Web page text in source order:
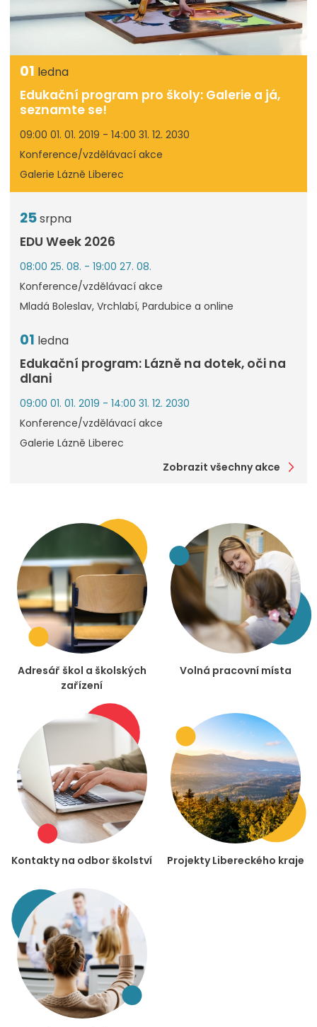
01 ledna
Edukační program pro školy: Galerie a já,
seznamte se!
09:00 01. 01. 2019 - 14:00 31. 12. 2030
Konference/vzdělávací akce
Galerie Lázně Liberec
25srpna
EDU Week 2026
08:00 25. 08. - 19:00 27. 08.
Konference/vzdělávací akce
Mladá Boleslav, Vrchlabí, Pardubice a online
01 ledna
Edukační program: Lázně na dotek, oči na
dlani
09:00 01. 01. 2019 - 14:00 31. 12. 2030
Konference/vzdělávací akce
Galerie Lázně Liberec
Zobrazit všechny akce
Adresář škol a školských
zařízení
Volná pracovní místa
Kontakty na odbor školství Projekty Libereckého kraje